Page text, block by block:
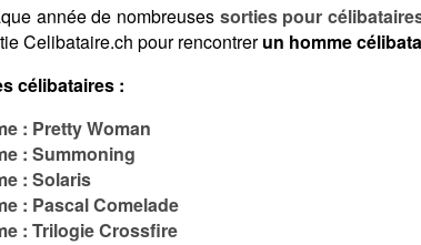
année de nombreuses sorties pour
Celibataire.ch pour rencontrerun homme
célibataires :
: Pretty Woman
: Summoning
: Solaris
: Pascal Comelade
: Trilogie Crossfire